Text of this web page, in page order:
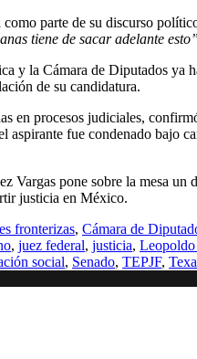
parte de su discurso
tiene de sacar adelante esto”,
y la Cámara de Diputados ya
de su candidatura.
en procesos judiciales,
fue condenado bajo
Vargas pone sobre la mesa
justicia en México.
fronterizas, Cámara de
, juez federal, justicia, Leopoldo
social, Senado, TEPJF,